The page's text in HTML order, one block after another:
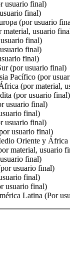
usuario final)
final)
(por usuario
material, usuario
final)
final)
final)
(por usuario final)
Pacífico (por
(por material,
(por usuario final)
usuario final)
final)
usuario final)
usuario final)
Oriente y
material, usuario
final)
usuario final)
final)
usuario final)
Latina (Por